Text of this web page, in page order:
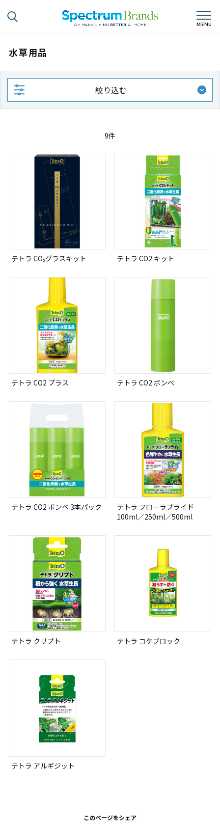
水草用品
絞り込む
9件
テトラ CO₂グラスキット テトラ CO2 キット
テトラ CO2 プラス テトラ CO2 ボンベ
テトラ CO2 ボンベ 3本パック
テトラ フローラプライド
100ml／250ml／500ml
テトラ クリプト テトラ コケブロック
テトラ アルギジット
このページをシェア